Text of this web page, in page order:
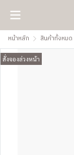
หน้าหลัก สินค้าทั้งหมด
สั่งจองล่วงหน้า